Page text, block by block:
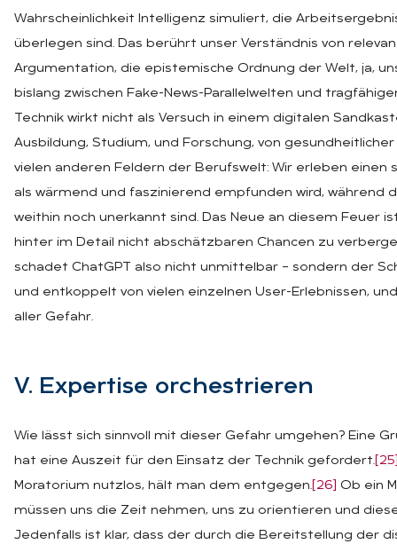
Wahrscheinlichkeit Intelligenz simuliert, die
überlegen sind. Das berührt unser Verständnis von
Argumentation, die epistemische Ordnung der Welt, ja,
bislang zwischen Fake-News-Parallelwelten und
Technik wirkt nicht als Versuch in einem digitalen
Ausbildung, Studium, und Forschung, von
vielen anderen Feldern der Berufswelt: Wir erleben einen
als wärmend und faszinierend empfunden wird, während
weithin noch unerkannt sind. Das Neue an diesem Feuer
hinter im Detail nicht abschätzbaren Chancen zu
schadet ChatGPT also nicht unmittelbar – sondern der
und entkoppelt von vielen einzelnen User-Erlebnissen,
aller Gefahr.
V. Ex­per­ti­se or­ches­trie­ren
Wie lässt sich sinnvoll mit dieser Gefahr umgehen? Eine
hat eine Auszeit für den Einsatz der Technik gefordert.
Moratorium nutzlos, hält man dem entgegen.[26] Ob ein
müssen uns die Zeit nehmen, uns zu orientieren und
Jedenfalls ist klar, dass der durch die Bereitstellung der